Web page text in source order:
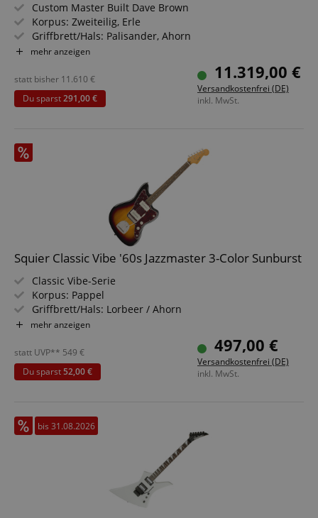
Custom Master Built Dave Brown
Korpus: Zweiteilig, Erle
Griffbrett/Hals: Palisander, Ahorn
Tonabnehmer: 2 x Custom Shop Hand-Wound Vintage
Farbe & Finish: Custom painted von Sarah Gallenberger,
Satin
Inklusive Deluxe Hardshell Case, Gurt &
mehr anzeigen
11.319,00 €
Versandkostenfrei (DE)
inkl. MwSt.
statt bisher 11.610 €
Du sparst291,00 €
Squier Classic Vibe '60s Jazzmaster 3-Color Sunburst
Classic Vibe-Serie
Korpus: Pappel
Griffbrett/Hals: Lorbeer / Ahorn
Tonabnehmer: 2x Fender Designed Alnico Single-Coil
mehr anzeigen
497,00 €
Versandkostenfrei (DE)
inkl. MwSt.
statt UVP** 549 €
Du sparst52,00 €
bis 31.08.2026